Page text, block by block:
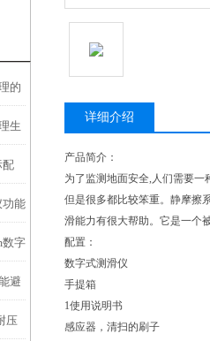
的
生
配
功能
数字
避
动
压
详细介绍
产品简介：
为了监测地面安全,人们需要
但是很多都比较笨重。静摩擦
滑能力有很大帮助。它是一个
配置：
数字式测滑仪
手提箱
1使用说明书
感应器，清扫的刷子